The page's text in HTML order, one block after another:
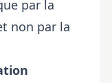
par la
non par la